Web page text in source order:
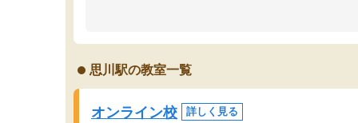
い
思川駅の教室一覧
オンライン校 詳しく見る